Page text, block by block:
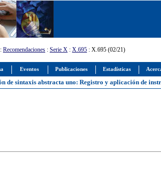
Eventos Publicaciones Estadísticas
: Recomendaciones : Serie X : X.695 : X.695 (02/21)
de sintaxis abstracta uno: Registro y aplicación de